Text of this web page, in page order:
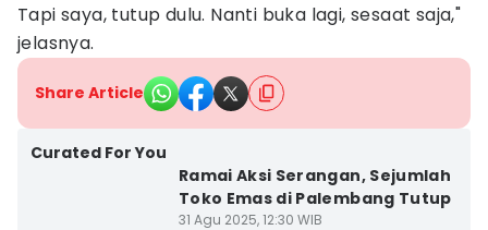
Tapi saya, tutup dulu. Nanti buka lagi, sesaat saja,"
jelasnya.
Share Article
Curated For You
Ramai Aksi Serangan, Sejumlah
Toko Emas di Palembang Tutup
31 Agu 2025, 12:30 WIB